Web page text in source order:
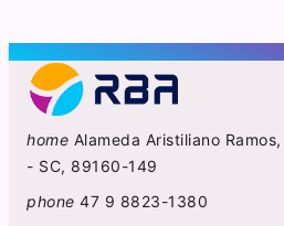
home Alameda Aristiliano
- SC, 89160-149
phone 47 9 8823-1380